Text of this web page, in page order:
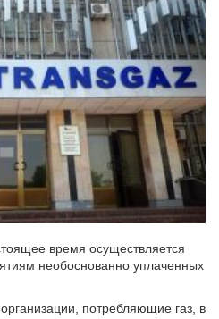
время осуществляется
необоснованно уплаченных
потребляющие газ, в